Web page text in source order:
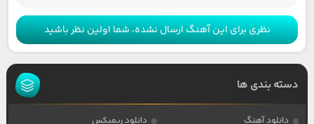
نظری برای این آهنگ ارسال نشده، شما اولین نظر باشید
دسته بندی ها
دانلود آهنگ دانلود ریمیکس